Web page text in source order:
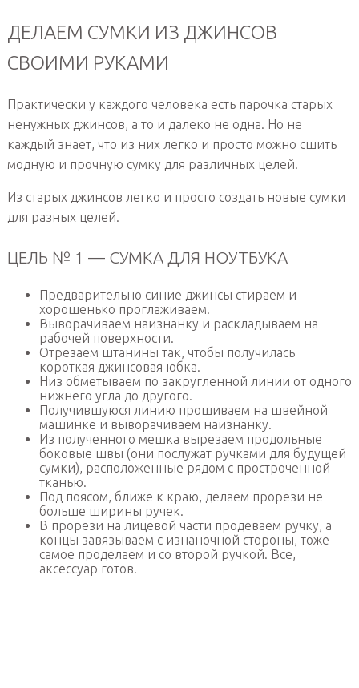
ДЕЛАЕМ СУМКИ ИЗ ДЖИНСОВ
СВОИМИ РУКАМИ
Практически у каждого человека есть парочка старых
ненужных джинсов, а то и далеко не одна. Но не
каждый знает, что из них легко и просто можно сшить
модную и прочную сумку для различных целей.
Из старых джинсов легко и просто создать новые сумки
для разных целей.
ЦЕЛЬ № 1 — СУМКА ДЛЯ НОУТБУКА
Предварительно синие джинсы стираем и
хорошенько проглаживаем.
Выворачиваем наизнанку и раскладываем на
рабочей поверхности.
Отрезаем штанины так, чтобы получилась
короткая джинсовая юбка.
Низ обметываем по закругленной линии от одного
нижнего угла до другого.
Получившуюся линию прошиваем на швейной
машинке и выворачиваем наизнанку.
Из полученного мешка вырезаем продольные
боковые швы (они послужат ручками для будущей
сумки), расположенные рядом с простроченной
тканью.
Под поясом, ближе к краю, делаем прорези не
больше ширины ручек.
В прорези на лицевой части продеваем ручку, а
концы завязываем с изнаночной стороны, тоже
самое проделаем и со второй ручкой. Все,
аксессуар готов!